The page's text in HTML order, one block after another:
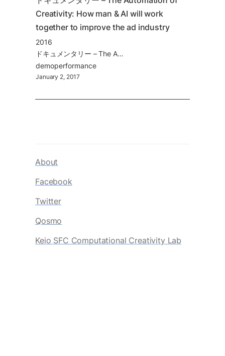
Creativity: How man & AI will work
together to improve the ad industry
2016
ドキュメンタリー – The Automation of Creativity: How man & AI will work together to improve the ad industry
demoperformance
January 2, 2017
About
Facebook
Twitter
Qosmo
Keio SFC Computational Creativity Lab